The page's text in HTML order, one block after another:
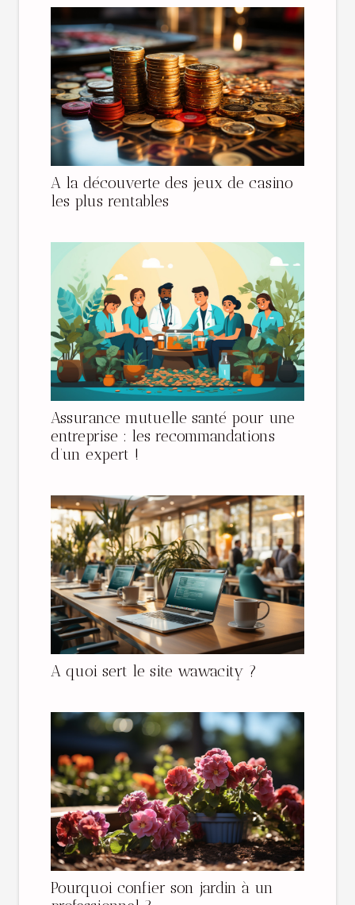
A la découverte des jeux de casino
les plus rentables
Assurance mutuelle santé pour une
entreprise : les recommandations
d’un expert !
A quoi sert le site wawacity ?
Pourquoi confier son jardin à un